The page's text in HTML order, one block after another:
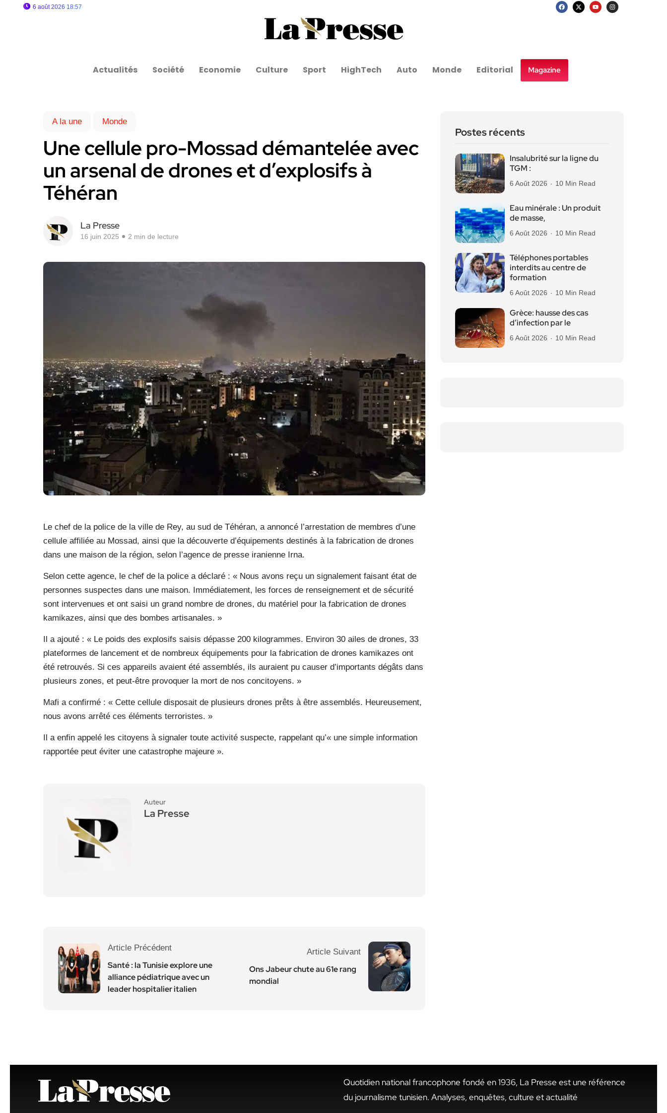
6 août 2026 18:57
Actualités Société Economie Culture Sport HighTech Auto Monde Editorial Magazine
A la une Monde
Une cellule pro-Mossad démantelée avec
un arsenal de drones et d’explosifs à
Téhéran
La Presse
16 juin 2025 2 min de lecture
Le chef de la police de la ville de Rey, au sud de Téhéran, a annoncé l’arrestation de membres d’une
cellule affiliée au Mossad, ainsi que la découverte d’équipements destinés à la fabrication de drones
dans une maison de la région, selon l’agence de presse iranienne Irna.
Selon cette agence, le chef de la police a déclaré : « Nous avons reçu un signalement faisant état de
personnes suspectes dans une maison. Immédiatement, les forces de renseignement et de sécurité
sont intervenues et ont saisi un grand nombre de drones, du matériel pour la fabrication de drones
kamikazes, ainsi que des bombes artisanales. »
Il a ajouté : « Le poids des explosifs saisis dépasse 200 kilogrammes. Environ 30 ailes de drones, 33
plateformes de lancement et de nombreux équipements pour la fabrication de drones kamikazes ont
été retrouvés. Si ces appareils avaient été assemblés, ils auraient pu causer d’importants dégâts dans
plusieurs zones, et peut-être provoquer la mort de nos concitoyens. »
Mafi a confirmé : « Cette cellule disposait de plusieurs drones prêts à être assemblés. Heureusement,
nous avons arrêté ces éléments terroristes. »
Il a enfin appelé les citoyens à signaler toute activité suspecte, rappelant qu’« une simple information
rapportée peut éviter une catastrophe majeure ».
Auteur
La Presse
Article Précédent
Santé : la Tunisie explore une
alliance pédiatrique avec un
leader hospitalier italien
Article Suivant
Ons Jabeur chute au 61e rang
mondial
Postes récents
Insalubrité sur la ligne du
TGM :
6 Août 2026 10 Min Read
Eau minérale : Un produit
de masse,
6 Août 2026 10 Min Read
Téléphones portables
interdits au centre de
formation
6 Août 2026 10 Min Read
Grèce: hausse des cas
d’infection par le
6 Août 2026 10 Min Read
Quotidien national francophone fondé en 1936, La Presse est une référence
du journalisme tunisien. Analyses, enquêtes, culture et actualité